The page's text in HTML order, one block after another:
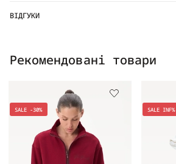
ВІДГУКИ
Рекомендовані товари
SALE -30% SALE INF%